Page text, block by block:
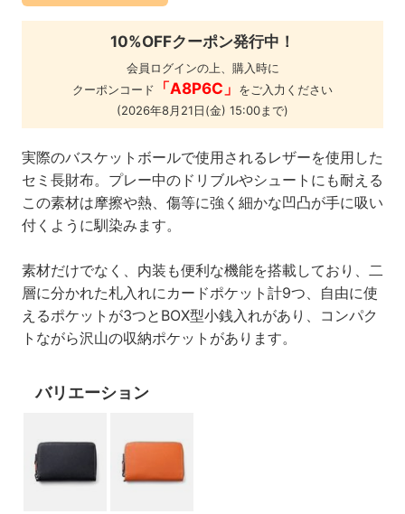
10%OFFクーポン発行中！
会員ログインの上、購入時に
クーポンコード
「A8P6C」
をご入力ください
(2026年8月21日(金) 15:00まで)
実際のバスケットボールで使用されるレザーを使用した
セミ長財布。プレー中のドリブルやシュートにも耐える
この素材は摩擦や熱、傷等に強く細かな凹凸が手に吸い
付くように馴染みます。
素材だけでなく、内装も便利な機能を搭載しており、二
層に分かれた札入れにカードポケット計9つ、自由に使
えるポケットが3つとBOX型小銭入れがあり、コンパク
トながら沢山の収納ポケットがあります。
バリエーション